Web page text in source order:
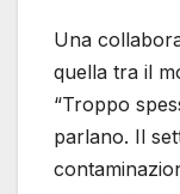
Una
quella tra il
“Troppo
parlano. Il